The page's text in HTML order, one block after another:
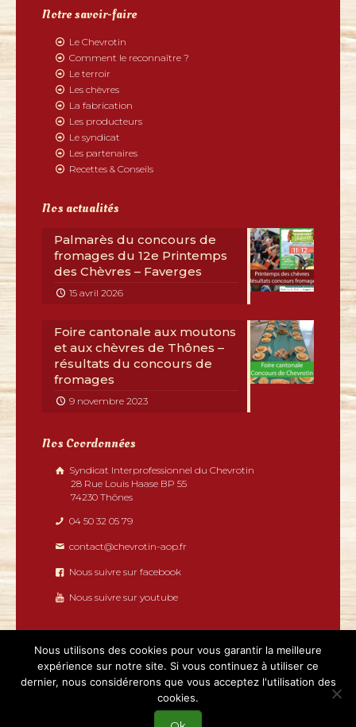
Notre savoir-faire
Le Chevrotin
Comment le reconnaître ?
Le terroir
Les chèvres
La fabrication
Les producteurs
Le syndicat
Les partenaires
Recettes & Conseils
Nos actualités
Palmarès du concours de
fromages du 12e Printemps
des Chèvres – Faverges
15 avril 2026
Foire cantonale aux moutons
et aux chèvres de Thônes –
résultats du concours de
fromages
9 novembre 2023
Nos Coordonnées
Syndicat Interprofessionnel du Chevrotin
28 Rue Louis Haase BP 55
74230 Thônes
04 50 32 05 79
contact@chevrotin-aop.fr
Nous suivre sur facebook
Nous suivre sur youtube
2019 - Chevrotin tous droits réservés | Réalisé par
Licom Développement
Nous utilisons des cookies pour vous garantir la meilleure
expérience sur notre site. Si vous continuez à utiliser ce
dernier, nous considérerons que vous acceptez l'utilisation des
cookies.